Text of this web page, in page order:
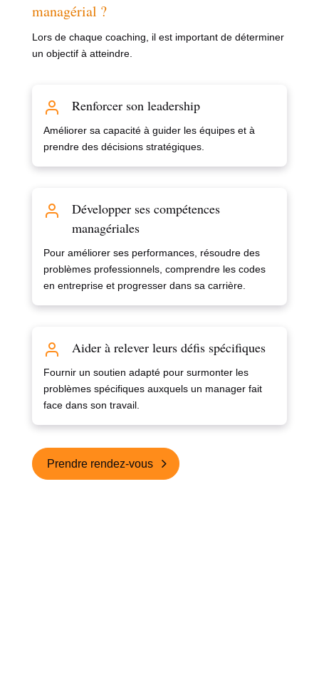
managérial ?
Lors de chaque coaching, il est important de déterminer
un objectif à atteindre.
Renforcer son leadership
Améliorer sa capacité à guider les équipes et à
prendre des décisions stratégiques.
Développer ses compétences
managériales
Pour améliorer ses performances, résoudre des
problèmes professionnels, comprendre les codes
en entreprise et progresser dans sa carrière.
Aider à relever leurs défis spécifiques
Fournir un soutien adapté pour surmonter les
problèmes spécifiques auxquels un manager fait
face dans son travail.
Prendre rendez-vous